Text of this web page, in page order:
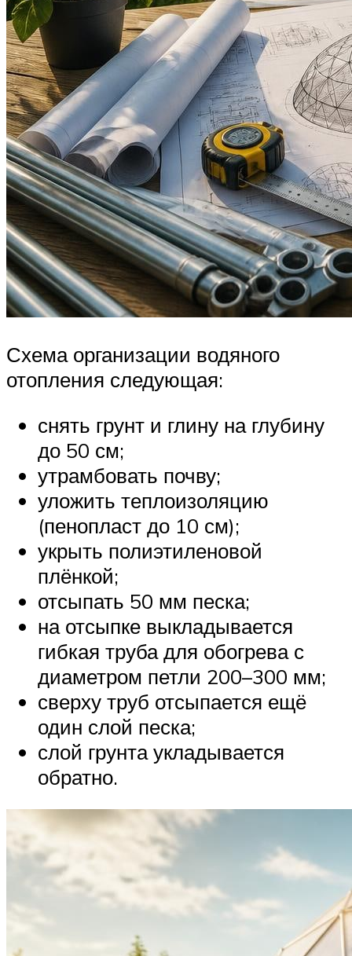
Схема организации водяного
отопления следующая:
снять грунт и глину на глубину
до 50 см;
утрамбовать почву;
уложить теплоизоляцию
(пенопласт до 10 см);
укрыть полиэтиленовой
плёнкой;
отсыпать 50 мм песка;
на отсыпке выкладывается
гибкая труба для обогрева с
диаметром петли 200–300 мм;
сверху труб отсыпается ещё
один слой песка;
слой грунта укладывается
обратно.